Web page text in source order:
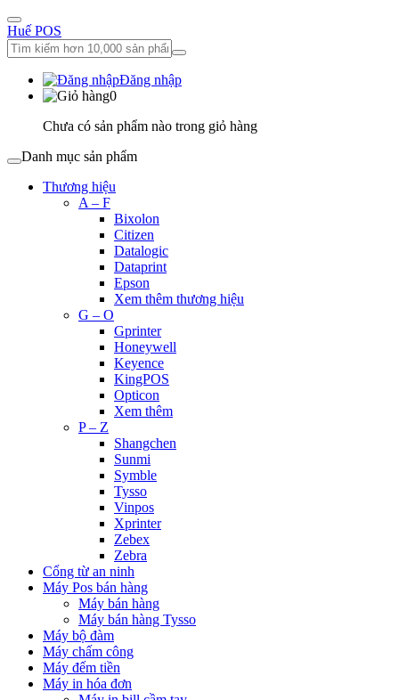
Huế POS
Đăng nhập
0
Chưa có sản phẩm nào trong giỏ hàng
Danh mục sản phẩm
Thương hiệu
A – F
Bixolon
Citizen
Datalogic
Dataprint
Epson
Xem thêm thương hiệu
G – O
Gprinter
Honeywell
Keyence
KingPOS
Opticon
Xem thêm
P – Z
Shangchen
Sunmi
Symble
Tysso
Vinpos
Xprinter
Zebex
Zebra
Cổng từ an ninh
Máy Pos bán hàng
Máy bán hàng
Máy bán hàng Tysso
Máy bộ đàm
Máy chấm công
Máy đếm tiền
Máy in hóa đơn